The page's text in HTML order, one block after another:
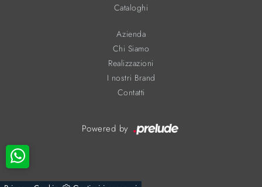
Cataloghi
Azienda
Chi Siamo
Realizzazioni
I nostri Brand
Contatti
Powered by